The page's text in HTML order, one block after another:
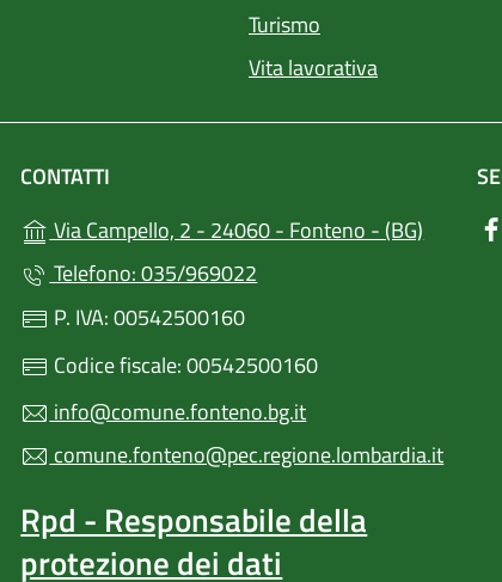
Turismo
Vita lavorativa
CONTATTI
Via Campello, 2 - 24060 - Fonteno - (BG) (apre
Telefono: 035/969022
P. IVA: 00542500160
Codice fiscale: 00542500160
info@comune.fonteno.bg.it
comune.fonteno@pec.regione.lombardia.it
Rpd - Responsabile della
protezione dei dati